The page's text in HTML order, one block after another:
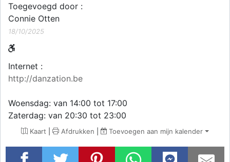
Toegevoegd door :
Connie Otten
18/10/2025
Internet :
http://danzation.be
Woensdag: van 14:00 tot 17:00
Zaterdag: van 20:30 tot 23:00
Kaart | Afdrukken | Toevoegen aan mijn kalender